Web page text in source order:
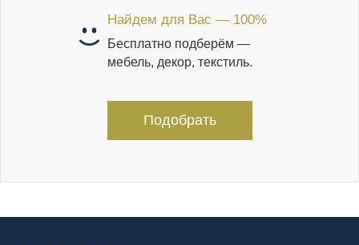
Найдем для Вас — 100%
Бесплатно подберём —
мебель, декор, текстиль.
Подобрать